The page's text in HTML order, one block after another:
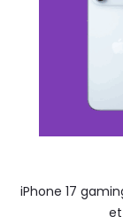
iPhone 17